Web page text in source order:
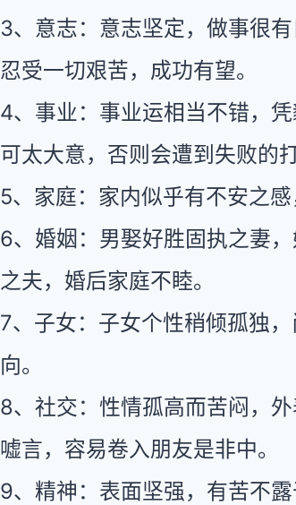
3、意志：意志坚定，做事很
忍受一切艰苦，成功有望。
4、事业：事业运相当不错，
可太大意，否则会遭到失败的打
5、家庭：家内似乎有不安之感
6、婚姻：男娶好胜固执之妻
之夫，婚后家庭不睦。
7、子女：子女个性稍倾孤独
向。
8、社交：性情孤高而苦闷，
嘘言，容易卷入朋友是非中。
9、精神：表面坚强，有苦不